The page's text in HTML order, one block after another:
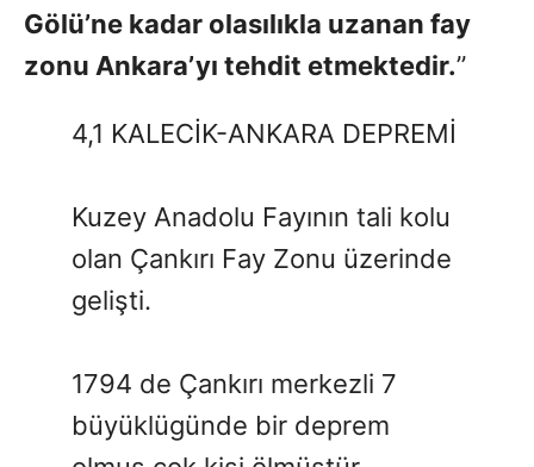
Gölü’ne kadar olasılıkla uzanan fay
zonu Ankara’yı tehdit etmektedir.”
4,1 KALECİK-ANKARA DEPREMİ
Kuzey Anadolu Fayının tali kolu
olan Çankırı Fay Zonu üzerinde
gelişti.
1794 de Çankırı merkezli 7
büyüklügünde bir deprem